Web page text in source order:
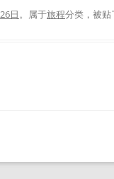
日。属于旅程分类，被贴